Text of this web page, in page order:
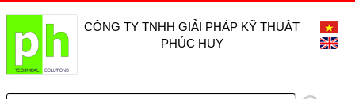
CÔNG TY TNHH GIẢI PHÁP KỸ THUẬT
PHÚC HUY